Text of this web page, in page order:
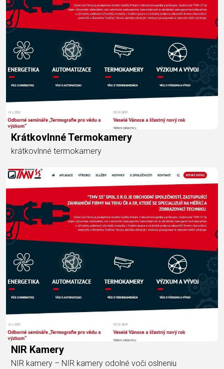
Krátkovlnné Termokamery
krátkovlnné termokamery
NIR Kamery
NIR kamery – NIR kamery odolné voči oslneniu